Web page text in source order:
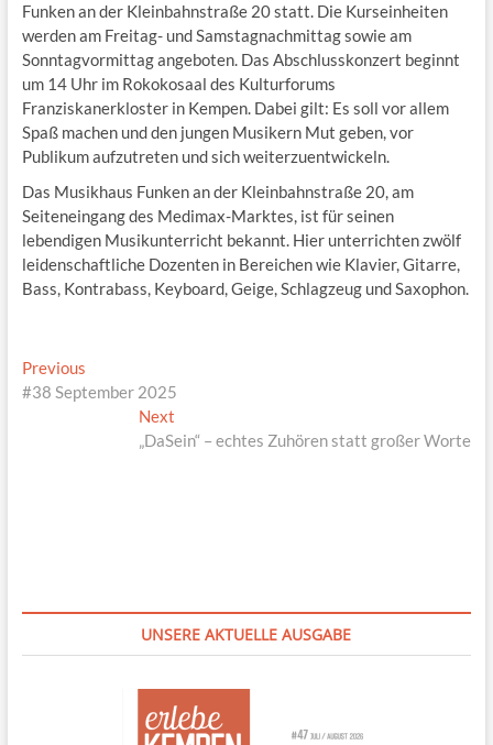
Funken an der Kleinbahnstraße 20 statt. Die Kurseinheiten
werden am Freitag- und Samstagnachmittag sowie am
Sonntagvormittag angeboten. Das Abschlusskonzert beginnt
um 14 Uhr im Rokokosaal des Kulturforums
Franziskanerkloster in Kempen. Dabei gilt: Es soll vor allem
Spaß machen und den jungen Musikern Mut geben, vor
Publikum aufzutreten und sich weiterzuentwickeln.
Das Musikhaus Funken an der Kleinbahnstraße 20, am
Seiteneingang des Medimax-Marktes, ist für seinen
lebendigen Musikunterricht bekannt. Hier unterrichten zwölf
leidenschaftliche Dozenten in Bereichen wie Klavier, Gitarre,
Bass, Kontrabass, Keyboard, Geige, Schlagzeug und Saxophon.
Beitragsnavigation
PreviousPrevious
post:
#38 September 2025
Next
post:
„DaSein“ – echtes Zuhören statt großer Worte
UNSERE AKTUELLE AUSGABE